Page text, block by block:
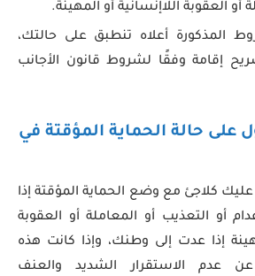
أو العقوبة اللاإنسانية أو المهينة.
المذكورة أعلاه تنطبق على حالتك،
إقامة وفقًا لشروط قانون الأجانب
حالة الحماية المؤقتة في
كلاجئ مع وضع الحماية المؤقتة إذا
أو التعذيب أو المعاملة أو العقوبة
إذا عدت إلى وطنك، وإذا كانت هذه
عدم الاستقرار الشديد والعنف